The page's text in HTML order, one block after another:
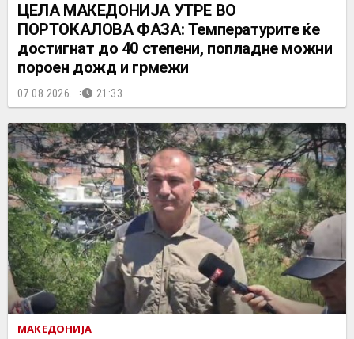
ЦЕЛА МАКЕДОНИЈА УТРЕ ВО
ПОРТОКАЛОВА ФАЗА: Температурите ќе
достигнат до 40 степени, попладне можни
пороен дожд и грмежи
07.08.2026. 21:33
МАКЕДОНИЈА